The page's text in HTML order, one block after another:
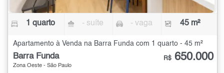
1 quarto - suíte - vaga 45 m²
Apartamento à Venda na Barra Funda com 1 quarto - 45 m²
Barra Funda
Zona Oeste - São Paulo
R$ 650.000